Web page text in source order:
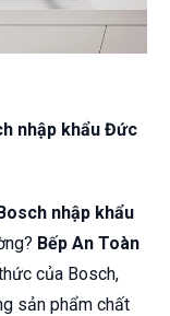
nhập khẩu Đức
nhập khẩu
Bếp An Toàn
của Bosch,
sản phẩm chất